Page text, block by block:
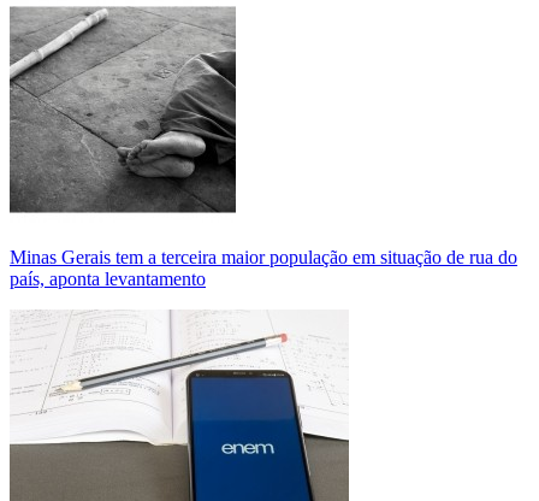
Minas Gerais tem a terceira maior população em situação de rua do
país, aponta levantamento